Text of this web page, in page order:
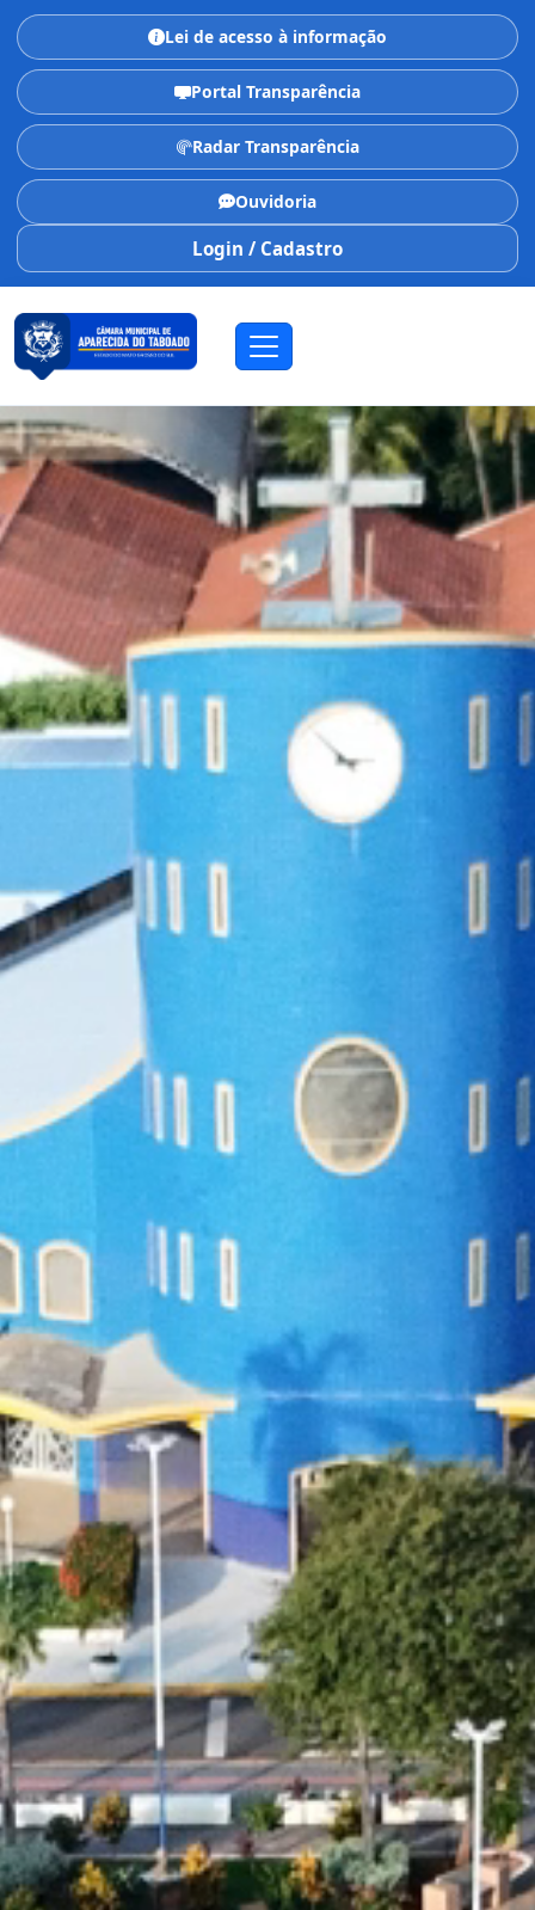
Lei de acesso à informação
Portal Transparência
Radar Transparência
Ouvidoria
Login / Cadastro
CÂMARA MUNICIPAL
Aparecida do Taboado